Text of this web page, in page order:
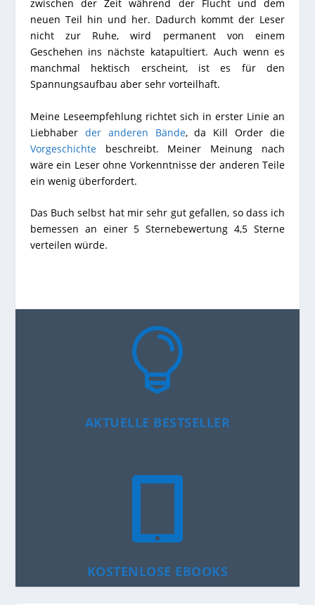
zwischen der Zeit während der Flucht und dem
neuen Teil hin und her. Dadurch kommt der Leser
nicht zur Ruhe, wird permanent von einem
Geschehen ins nächste katapultiert. Auch wenn es
manchmal hektisch erscheint, ist es für den
Spannungsaufbau aber sehr vorteilhaft.
Meine Leseempfehlung richtet sich in erster Linie an
Liebhaber der anderen Bände, da Kill Order die
Vorgeschichte beschreibt. Meiner Meinung nach
wäre ein Leser ohne Vorkenntnisse der anderen Teile
ein wenig überfordert.
Das Buch selbst hat mir sehr gut gefallen, so dass ich
bemessen an einer 5 Sternebewertung 4,5 Sterne
verteilen würde.

AKTUELLE BESTSELLER
KOSTENLOSE EBOOKS